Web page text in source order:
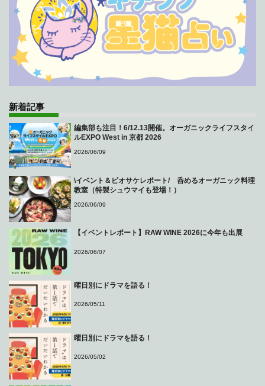
新着記事
編集部も注目！6/12.13開催。オーガニックライフスタイ
ルEXPO West in 京都 2026
2026/06/09
\イベント＆ビオサケレポート/ 呑めるオーガニック料理
教室（特製シュウマイも登場！）
2026/06/09
【イベントレポート】RAW WINE 2026に今年も出展
2026/06/07
曜日別にドラマを語る！
2026/05/11
曜日別にドラマを語る！
2026/05/02